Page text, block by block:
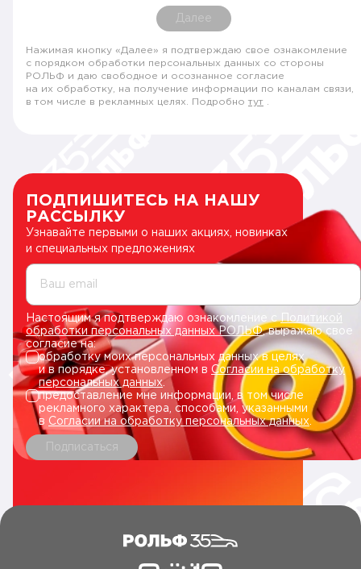
Далее
Нажимая кнопку «Далее» я подтверждаю свое ознакомление
с порядком обработки персональных данных со стороны
РОЛЬФ и даю свободное и осознанное согласие
на их обработку, на получение информации по каналам связи,
в том числе в рекламных целях. Подробно тут
ПОДПИШИТЕСЬ НА НАШУ
РАССЫЛКУ
Узнавайте первыми о наших акциях, новинках
и специальных предложениях
Ваш email
Настоящим я подтверждаю ознакомление сПолитикой
обработки персональных данных РОЛЬФ, выражаю свое
согласие на:
обработку моих персональных данных в целях
и в порядке, установленном в Согласии на обработку
персональных данных.
предоставление мне информации, в том числе
рекламного характера, способами, указанными
в Согласии на обработку персональных данных
Подписаться